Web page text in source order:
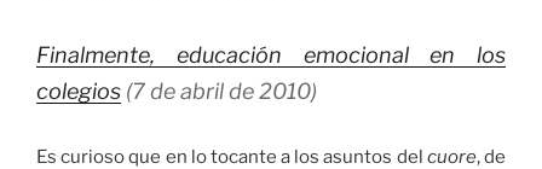
Finalmente, educación emocional en los
colegios (7 de abril de 2010)
Es curioso que en lo tocante a los asuntos del cuore, de